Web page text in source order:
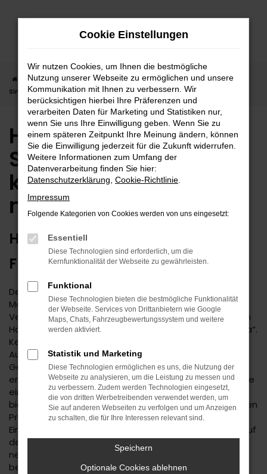
Zum
Startseite Sindelfingen Hyundai
Hyundai TUCSON in
Sindelfingen günstig kaufen | Lieferservice nach Sindelfingen
Hyundai TUCSON in
Sindelfingen günstig
kaufen | Lieferservice
nach Sindelfingen
HYUNDAI TUCSON – ERSTKLASSIG
FÜR SINDELFINGEN GEEIGNET
Der Hyundai TUCSON ist eine kluge Wahl für Ihre
Mobilität in Sindelfingen. Bei diesem Fahrzeug gehen
Vernunftsargumente und emotionale Aspekte Hand in
Hand und geben beide den Ausschlag für ein klares „Ja“.
Kennzeichnend für den Hyundai TUCSON ist die
Ausstattung. Unabhängig davon, ob Sie sich für einen
Gebrauchtwagen und damit für ein älteres Baujahr
entscheiden oder einen Neuwagen wählen erhalten Sie
ein rundum tadelloses Modell. Wir vom Autohaus Daub
bieten Ihnen den Hyundai TUCSON zu einem exzellenten
Preis und ermöglichen zudem immer wieder das
Einsteigen in Sondermodelle. Wenn Sie Ihre Mobilität auf
den Straßen von Sindelfingen und Umgebung auf ein
neues Level heben möchten, ist der Hyundai TUCSON
bestens geeignet.
Cookie Einstellungen
Wir nutzen Cookies, um Ihnen die bestmögliche
Nutzung unserer Webseite zu ermöglichen und unsere
Kommunikation mit Ihnen zu verbessern. Wir
berücksichtigen hierbei Ihre Präferenzen und
verarbeiten Daten für Marketing und Statistiken nur,
wenn Sie uns Ihre Einwilligung geben. Wenn Sie zu
einem späteren Zeitpunkt Ihre Meinung ändern, können
Sie die Einwilligung jederzeit für die Zukunft widerrufen.
Weitere Informationen zum Umfang der
Datenverarbeitung finden Sie hier:
Datenschutzerklärung Cookie-Richtlinie
Impressum
Folgende Kategorien von Cookies werden von uns eingesetzt:
Essentiell
Diese Technologien sind erforderlich, um die
Kernfunktionalität der Webseite zu gewährleisten.
Funktional
Diese Technologien bieten die bestmögliche Funktionalität
der Webseite. Services von Drittanbietern wie Google
Maps, Chats, Fahrzeugbewertungssystem und weitere
werden aktiviert.
Statistik und Marketing
Diese Technologien ermöglichen es uns, die Nutzung der
Webseite zu analysieren, um die Leistung zu messen und
zu verbessern. Zudem werden Technologien eingesetzt,
die von dritten Werbetreibenden verwendet werden, um
Sie auf anderen Webseiten zu verfolgen und um Anzeigen
zu schalten, die für Ihre Interessen relevant sind.
Speichern
Optionale Cookies ablehnen